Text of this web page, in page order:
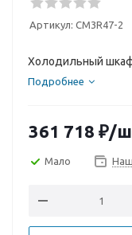
Артикул: CM3R47-2
Холодильный шкаф
Подробнее
361 718 ₽/
Мало